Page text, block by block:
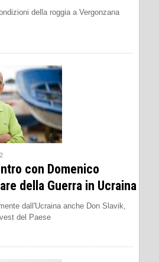
della roggia a Vergonzana
con Domenico
della Guerra in Ucraina
dall'Ucraina anche Don Slavik,
del Paese